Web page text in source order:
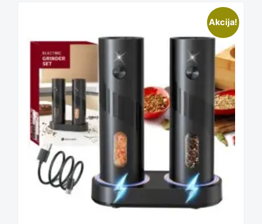
Akcija!
This
product
has
multiple
variants.